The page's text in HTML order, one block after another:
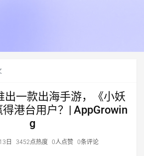
出一款出海手游，《小妖
港台用户？| AppGrowin
g
日 3452点热度 0人点赞 0条评论